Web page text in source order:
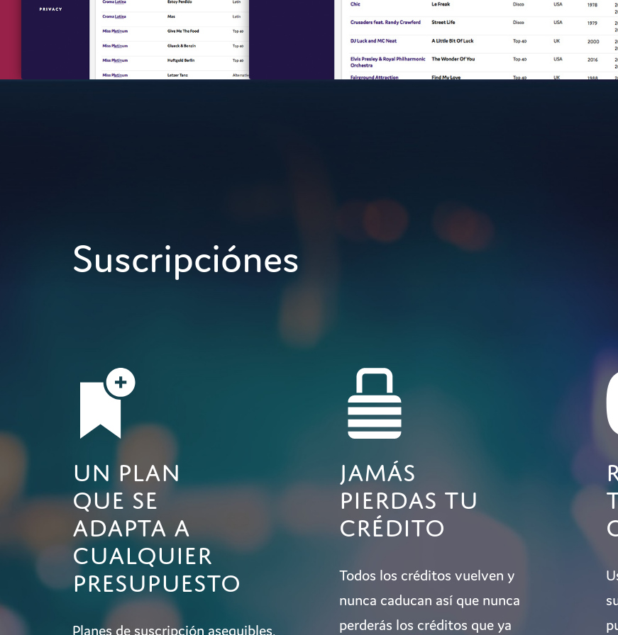
Suscripciónes
Un plan
que se
adapta a
cualquier
presupuesto
Planes de suscripción asequibles,
Jamás
pierdas tu
crédito
Todos los créditos vuelven y
nunca caducan así que nunca
perderás los créditos que ya